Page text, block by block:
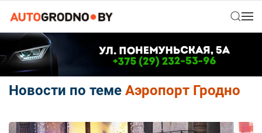
Новости по теме Аэропорт Гродно